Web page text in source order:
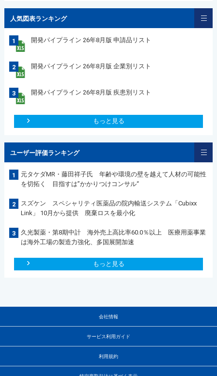
人気図表ランキング
1 開発パイプライン 26年8月版 申請品リスト
2 開発パイプライン 26年8月版 企業別リスト
3 開発パイプライン 26年8月版 疾患別リスト
もっと見る
ユーザー評価ランキング
1
元タケダMR・藤田祥子氏 年齢や環境の壁を越えて人材の可能性
を切拓く 目指すは”かかりつけコンサル“
2
スズケン スペシャリティ医薬品の院内輸送システム「Cubixx
Link」 10月から提供 廃棄ロスを最小化
3
久光製薬・第8期中計 海外売上高比率60.0％以上 医療用薬事業
は海外工場の製造力強化、多国展開加速
もっと見る
会社情報
サービス利用ガイド
利用規約